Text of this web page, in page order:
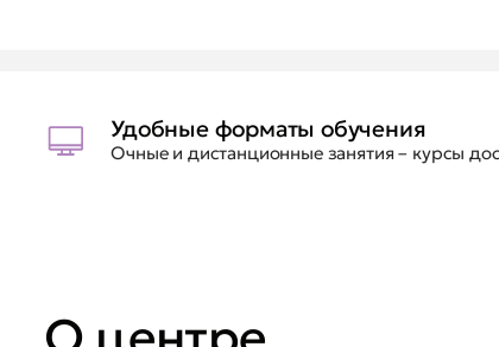
Удобные форматы обучения
Очные и дистанционные занятия – курсы